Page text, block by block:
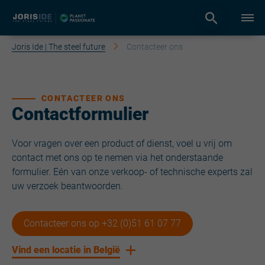
Joris Ide | The steel future Contacteer ons
Contactformulier
CONTACTEER ONS
Voor vragen over een product of dienst, voel u vrij om
contact met ons op te nemen via het onderstaande
formulier. Eén van onze verkoop- of technische experts zal
uw verzoek beantwoorden.
Contacteer ons op +32 (0)51 61 07 77
Vind een locatie in België